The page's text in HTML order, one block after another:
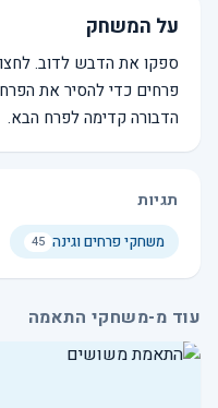
על המשחק
פרחים כדי להסיר את
הדבורה קדימה לפרח הבא.
תגיות
משחקי פרחים וגינה 45
עוד מ-משחקי התאמה